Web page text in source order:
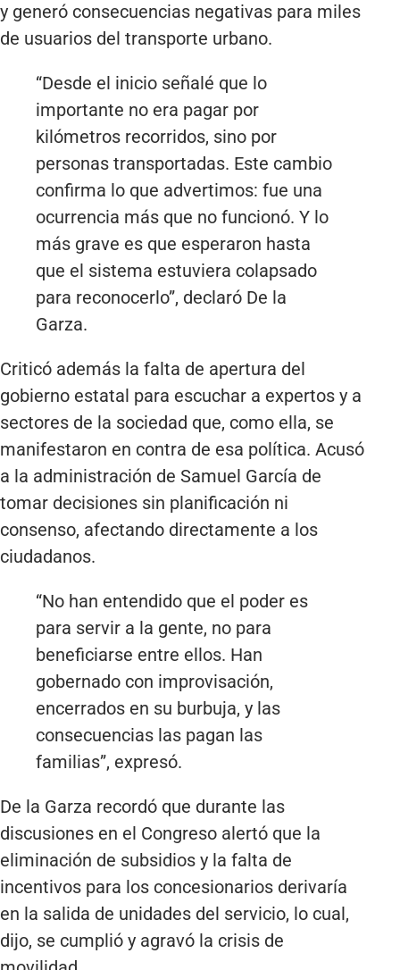
y generó consecuencias negativas para miles
de usuarios del transporte urbano.
“Desde el inicio señalé que lo
importante no era pagar por
kilómetros recorridos, sino por
personas transportadas. Este cambio
confirma lo que advertimos: fue una
ocurrencia más que no funcionó. Y lo
más grave es que esperaron hasta
que el sistema estuviera colapsado
para reconocerlo”, declaró De la
Garza.
Criticó además la falta de apertura del
gobierno estatal para escuchar a expertos y a
sectores de la sociedad que, como ella, se
manifestaron en contra de esa política. Acusó
a la administración de Samuel García de
tomar decisiones sin planificación ni
consenso, afectando directamente a los
ciudadanos.
“No han entendido que el poder es
para servir a la gente, no para
beneficiarse entre ellos. Han
gobernado con improvisación,
encerrados en su burbuja, y las
consecuencias las pagan las
familias”, expresó.
De la Garza recordó que durante las
discusiones en el Congreso alertó que la
eliminación de subsidios y la falta de
incentivos para los concesionarios derivaría
en la salida de unidades del servicio, lo cual,
dijo, se cumplió y agravó la crisis de